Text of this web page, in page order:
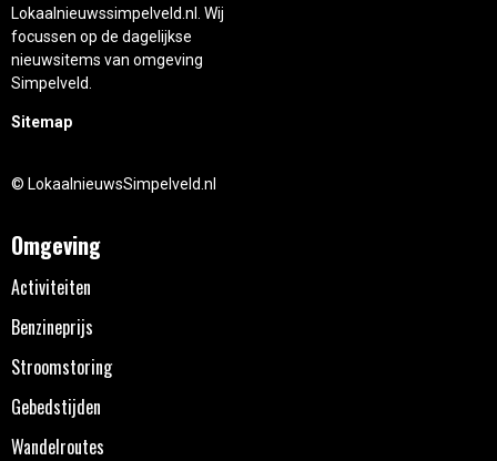
Lokaalnieuwssimpelveld.nl. Wij
focussen op de dagelijkse
nieuwsitems van omgeving
Simpelveld.
Sitemap
© LokaalnieuwsSimpelveld.nl
Omgeving
Activiteiten
Benzineprijs
Stroomstoring
Gebedstijden
Wandelroutes